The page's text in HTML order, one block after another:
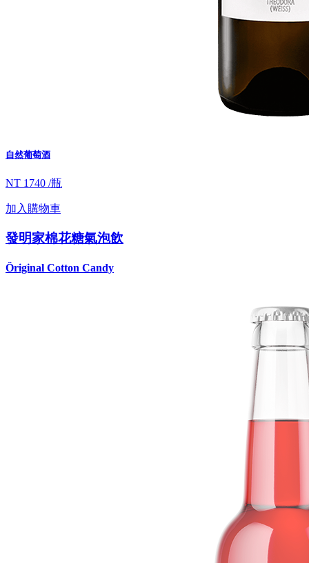
自然葡萄酒
NT 1740 /瓶
加入購物車
發明家棉花糖氣泡飲
Öriginal Cotton Candy